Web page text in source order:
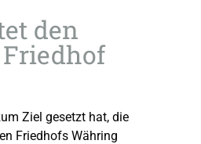
den
Ziel gesetzt hat, die
Friedhofs Währing